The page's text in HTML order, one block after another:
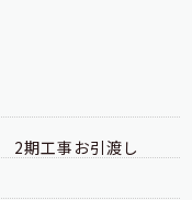
期工事お引渡し